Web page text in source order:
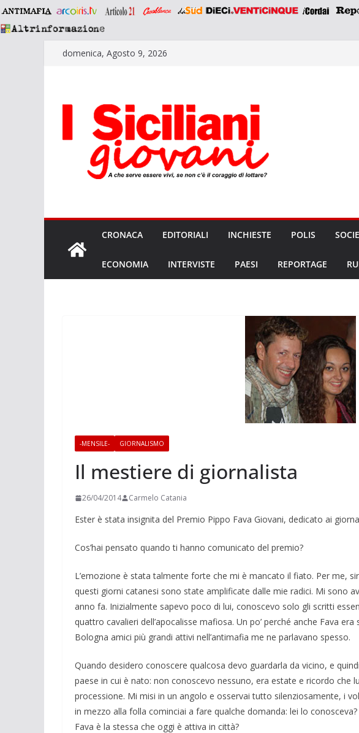
Saltadomenica, Agosto 9, 2026
CRONACA EDITORIALI INCHIESTE POLIS
ECONOMIA INTERVISTE PAESI REPORTAGE
-MENSILE- GIORNALISMO
Il mestiere di giornalista
26/04/2014 Carmelo Catania
Ester è stata insignita del Premio Pippo Fava Giovani, dedicato ai
Cos’hai pensato quando ti hanno comunicato del premio?
L’emozione è stata talmente forte che mi è mancato il fiato. Per me,
questi giorni catanesi sono state amplificate dal­le mie radici. Mi sono
anno fa. Ini­zialmente sapevo poco di lui, conoscevo solo gli scritti
quattro cavalieri dell’apo­calisse mafiosa. Un po’ perché anche Fava
Bologna amici più grandi attivi nell’anti­mafia me ne parlavano spesso.
Quando desidero conoscere qualcosa devo guar­darla da vicino, e
paese in cui è nato: non conoscevo nessuno, era estate e ricor­do che
processione. Mi misi in un angolo e osservai tutto silenziosamen­te, i
in mezzo alla folla cominciai a fare qualche domanda: lei lo
Fava è la stessa che oggi è attiva in città?